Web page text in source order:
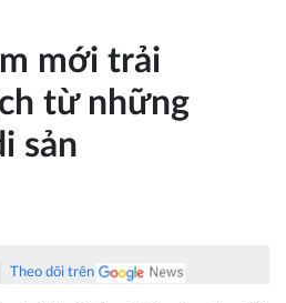
mới trải
từ những
sản
Theo dõi trên